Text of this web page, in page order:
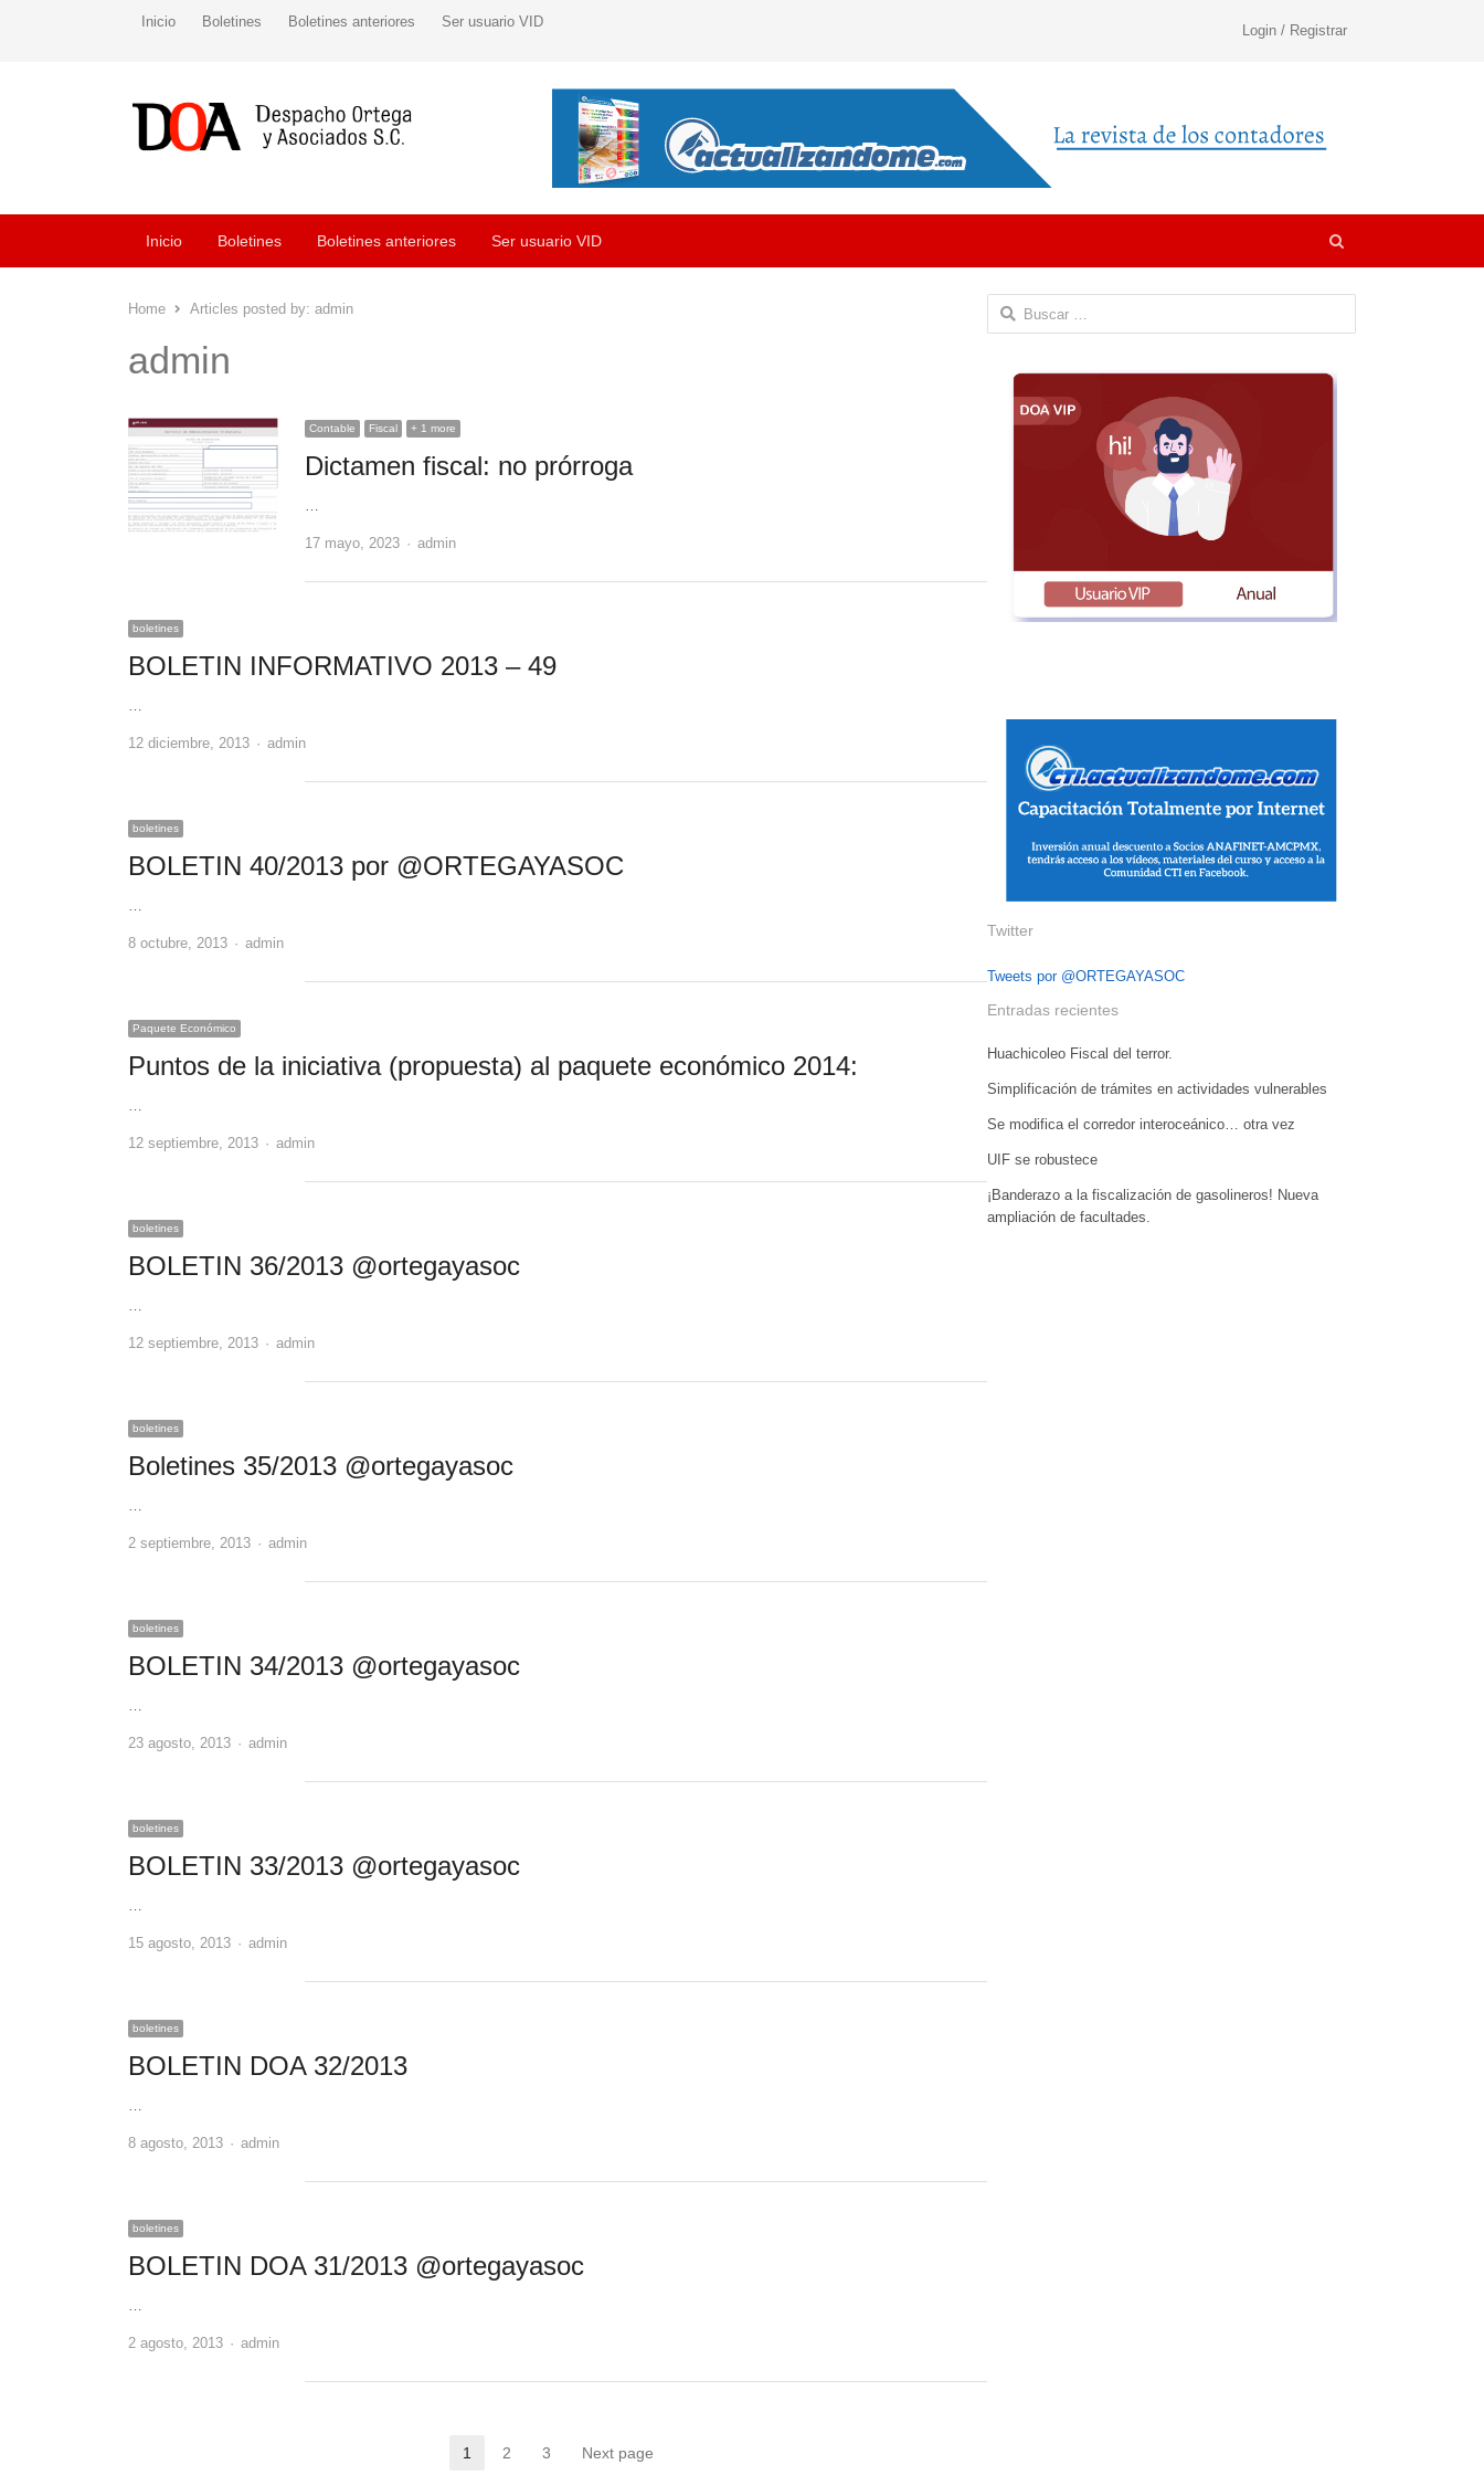
Inicio Boletines Boletines anteriores Ser usuario VID
Login / Registrar
Inicio Boletines Boletines anteriores Ser usuario VID
Home
Articles posted by: admin
admin
Contable Fiscal + 1 more
Dictamen fiscal: no prórroga
…
17 mayo, 2023 Author
admin
boletines
BOLETIN INFORMATIVO 2013 – 49
…
12 diciembre, 2013 Author
admin
boletines
BOLETIN 40/2013 por @ORTEGAYASOC
…
8 octubre, 2013 Author
admin
Paquete Económico
Puntos de la iniciativa (propuesta) al paquete económico 2014:
…
12 septiembre, 2013 Author
admin
boletines
BOLETIN 36/2013 @ortegayasoc
…
12 septiembre, 2013 Author
admin
boletines
Boletines 35/2013 @ortegayasoc
…
2 septiembre, 2013 Author
admin
boletines
BOLETIN 34/2013 @ortegayasoc
…
23 agosto, 2013 Author
admin
boletines
BOLETIN 33/2013 @ortegayasoc
…
15 agosto, 2013 Author
admin
boletines
BOLETIN DOA 32/2013
…
8 agosto, 2013 Author
admin
boletines
BOLETIN DOA 31/2013 @ortegayasoc
…
2 agosto, 2013 Author
admin
Page
1 Page
2 Page
3 Next page
Buscar:
Twitter
Tweets por @ORTEGAYASOC
Entradas recientes
Huachicoleo Fiscal del terror.
Simplificación de trámites en actividades vulnerables
Se modifica el corredor interoceánico… otra vez
UIF se robustece
¡Banderazo a la fiscalización de gasolineros! Nueva
ampliación de facultades.